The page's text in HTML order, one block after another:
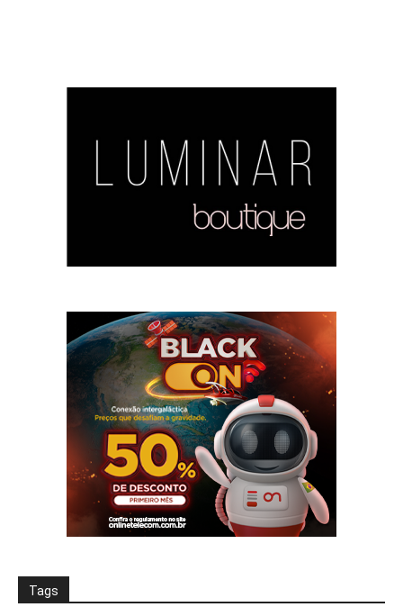
Tags